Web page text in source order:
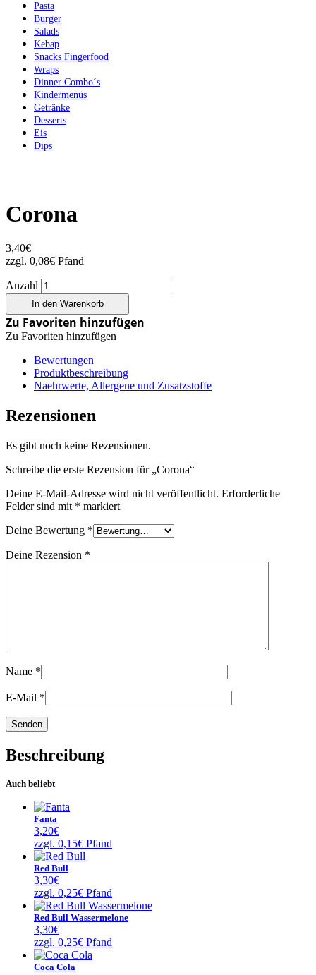
Pasta
Burger
Salads
Kebap
Snacks Fingerfood
Wraps
Dinner Combo´s
Kindermenüs
Getränke
Desserts
Eis
Dips
Corona
3,40€
zzgl. 0,08€ Pfand
Anzahl
In den Warenkorb
Zu Favoriten hinzufügen
Zu Favoriten hinzufügen
Bewertungen
Produktbeschreibung
Naehrwerte, Allergene und Zusatzstoffe
Rezensionen
Es gibt noch keine Rezensionen.
Schreibe die erste Rezension für „Corona“
Deine E-Mail-Adresse wird nicht veröffentlicht. Erforderliche
Felder sind mit * markiert
Deine Bewertung *
Deine Rezension *
Name *
E-Mail *
Beschreibung
Auch beliebt
Fanta
3,20€
zzgl. 0,15€ Pfand
Red Bull
3,30€
zzgl. 0,25€ Pfand
Red Bull Wassermelone
3,30€
zzgl. 0,25€ Pfand
Coca Cola